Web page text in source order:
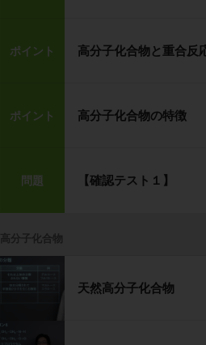
ポイント 高分子化合物と重合反
ポイント 高分子化合物の特徴
問題 【確認テスト１】
高分子化合物
天然高分子化合物